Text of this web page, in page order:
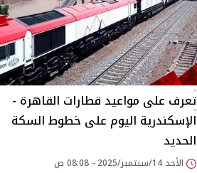
تعرف على مواعيد قطارات القاهرة -
الإسكندرية اليوم على خطوط السكة
الحديد
الأحد 14/سبتمبر/2025 - 08:08 ص